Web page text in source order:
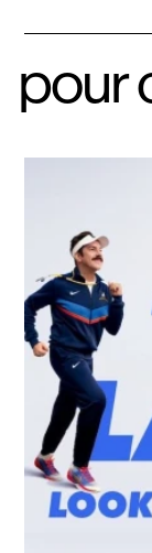
pour